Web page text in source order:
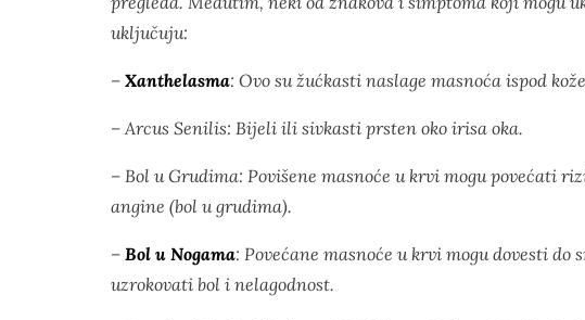
uključuju:
– Xanthelasma: Ovo su žućkasti naslage masnoća ispod
– Arcus Senilis: Bijeli ili sivkasti prsten oko irisa oka.
– Bol u Grudima: Povišene masnoće u krvi mogu povećati
angine (bol u grudima).
– Bol u Nogama: Povećane masnoće u krvi mogu dovesti
uzrokovati bol i nelagodnost.